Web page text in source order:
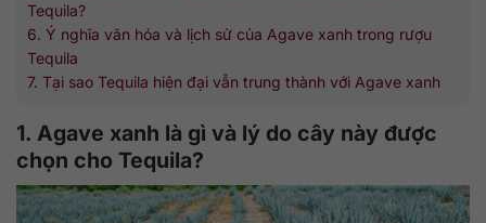
Tequila?
6. Ý nghĩa văn hóa và lịch sử của Agave xanh trong rượu
Tequila
7. Tại sao Tequila hiện đại vẫn trung thành với Agave xanh
1. Agave xanh là gì và lý do cây này được
chọn cho Tequila?